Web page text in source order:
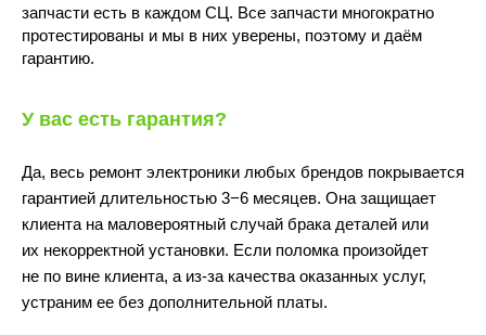
запчасти есть в каждом СЦ. Все запчасти многократно
протестированы и мы в них уверены, поэтому и даём
гарантию.
У вас есть гарантия?
Да, весь ремонт электроники любых брендов покрывается
гарантией длительностью 3−6 месяцев. Она защищает
клиента на маловероятный случай брака деталей или
их некорректной установки. Если поломка произойдет
не по вине клиента, а из-за качества оказанных услуг,
устраним ее без дополнительной платы.